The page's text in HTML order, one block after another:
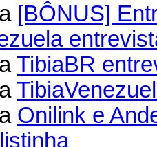
[BÔNUS]
TibiaBR
Onilink e